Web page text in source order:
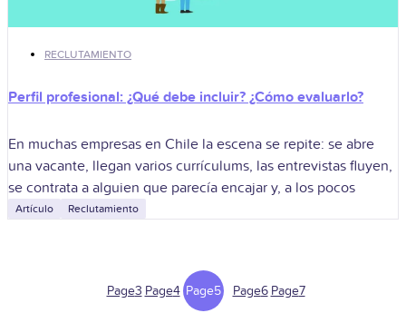
RECLUTAMIENTO
Perfil profesional: ¿Qué debe incluir? ¿Cómo evaluarlo?
En muchas empresas en Chile la escena se repite: se abre
una vacante, llegan varios currículums, las entrevistas fluyen,
se contrata a alguien que parecía encajar y, a los pocos
Artículo Reclutamiento
Page3 Page4 Page5 Page6 Page7